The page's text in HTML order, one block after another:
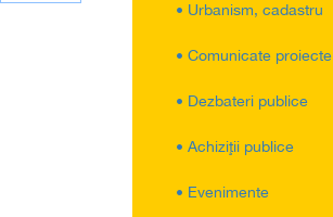
• Urbanism, cadastru
• Comunicate proiecte
• Dezbateri publice
• Achiziţii publice
• Evenimente